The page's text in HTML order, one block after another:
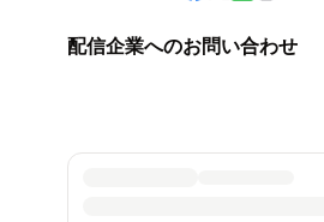
配信企業へのお問い合わせ